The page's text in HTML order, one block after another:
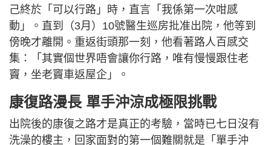
己終於「可以行路」時，直言「我係第一次咁感
動」。直到（3月）10號醫生巡房批准出院，他等到
傍晚才離開。重返街頭那一刻，他看著路人百感交
集：「其實個世界唔會讓你行路，唯有慢慢跟住老
竇，坐老竇車返屋企」。
康復路漫長 單手沖涼成極限挑戰
出院後的康復之路才是真正的考驗，當時已七日沒有
洗澡的樓主，回家面對的第一個難關就是「單手沖